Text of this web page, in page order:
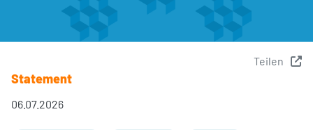
Teilen
Statement
06.07.2026